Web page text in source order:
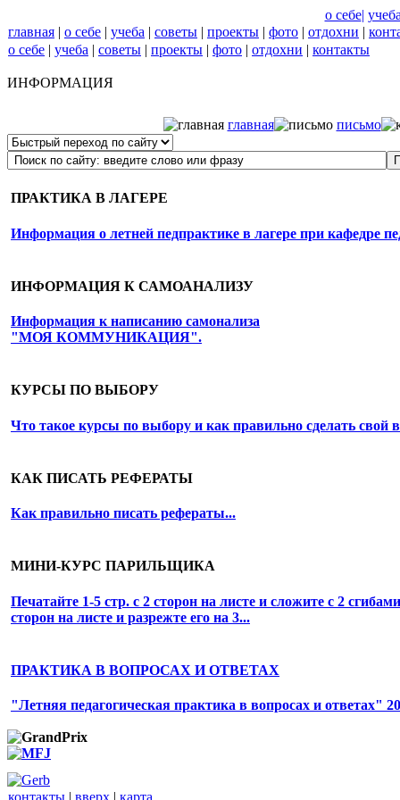
o ceбe|
главная | о себе | учеба | советы | проекты | фото | отдохни |
о себе | учеба | советы | проекты | фото | отдохни | контакты
ИНФОРМАЦИЯ
главная письмо
ПРАКТИКА В ЛАГЕРЕ
Информация о летней педпрактике в лагере при кафедре
ИНФОРМАЦИЯ К САМОАНАЛИЗУ
Информация к написанию самонализа
"МОЯ КОММУНИКАЦИЯ".
КУРСЫ ПО ВЫБОРУ
Что такое курсы по выбору и как правильно сделать свой
КАК ПИСАТЬ РЕФЕРАТЫ
Как правильно писать рефераты...
МИНИ-КУРС ПАРИЛЬЩИКА
Печатайте 1-5 стр. с 2 сторон на листе и сложите с 2
сторон на листе и разрежте его на 3...
ПРАКТИКА В ВОПРОСАХ И ОТВЕТАХ
"Летняя педагогическая практика в вопросах и ответах"
контакты | вверх | карта